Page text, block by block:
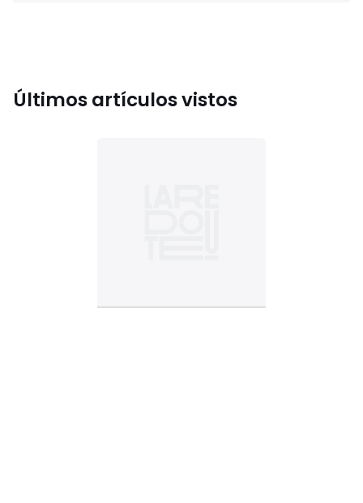
Últimos artículos vistos